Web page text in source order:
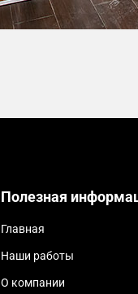
Полезная
Главная
Наши работы
О компании